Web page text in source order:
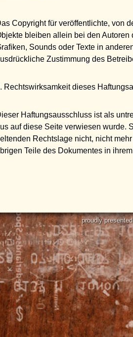
Copyright für veröffentlichte, von
bleiben allein bei den
Sounds oder Texte in
Zustimmung des
Rechtswirksamkeit dieses
Haftungsausschluss ist als
auf diese Seite verwiesen wurde.
Rechtslage nicht, nicht
Teile des Dokumentes in
proudly